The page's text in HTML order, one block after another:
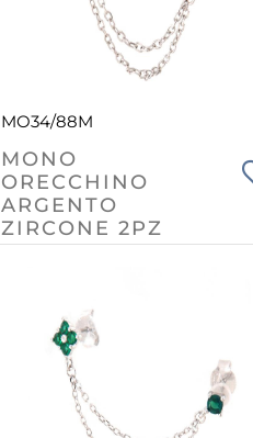
MO34/88M
MONO
ORECCHINO
ARGENTO
ZIRCONE 2PZ